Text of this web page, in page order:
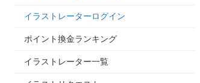
イラストレーターログイン
ポイント換金ランキング
イラストレーター一覧